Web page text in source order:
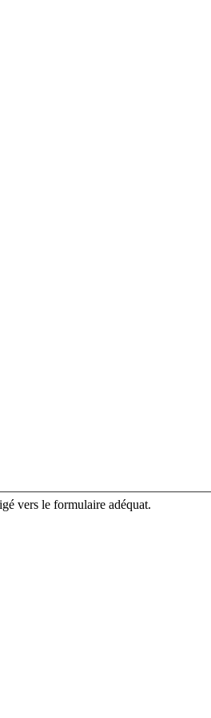
vers le formulaire adéquat.